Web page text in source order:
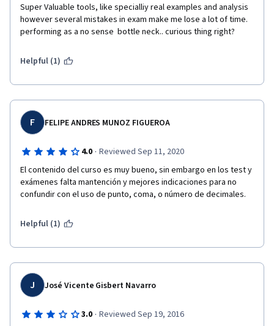
Super Valuable tools, like specialliy real examples and analysis
however several mistakes in exam make me lose a lot of time.
performing as a no sense  bottle neck.. curious thing right?
Helpful (1)
F FELIPE ANDRES MUNOZ FIGUEROA
4.0 · Reviewed Sep 11, 2020
El contenido del curso es muy bueno, sin embargo en los test y
exámenes falta mantención y mejores indicaciones para no
confundir con el uso de punto, coma, o número de decimales.
Helpful (1)
J José Vicente Gisbert Navarro
3.0 · Reviewed Sep 19, 2016